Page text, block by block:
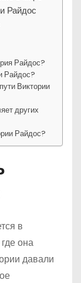
Райдос
Райдос?
Райдос?
Виктории
других
Райдос?
в
она
давали